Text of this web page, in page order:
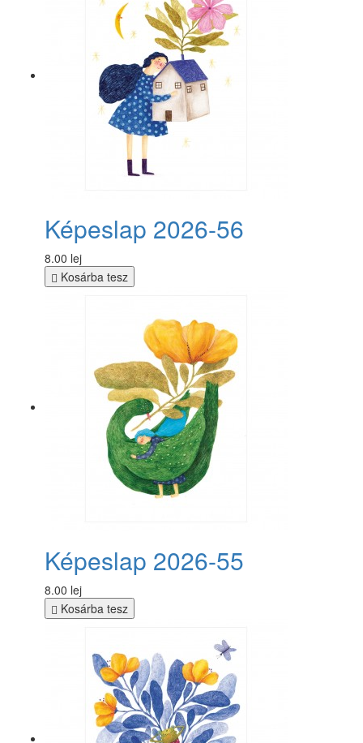
Képeslap 2026-56
8.00 lej
Kosárba tesz
Képeslap 2026-55
8.00 lej
Kosárba tesz